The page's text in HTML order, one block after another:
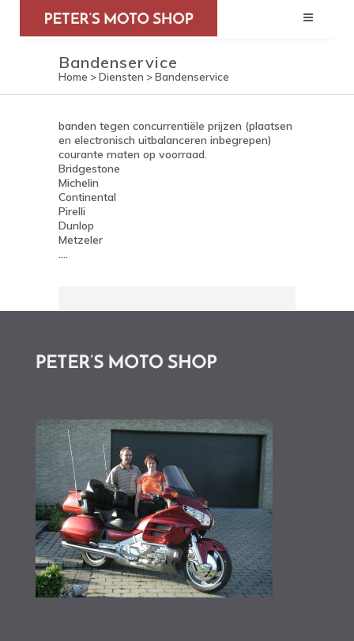
Bandenservice
Home >Diensten >Bandenservice
banden tegen concurrentiële prijzen (plaatsen
en electronisch uitbalanceren inbegrepen)
courante maten op voorraad.
Bridgestone
Michelin
Continental
Pirelli
Dunlop
Metzeler
….